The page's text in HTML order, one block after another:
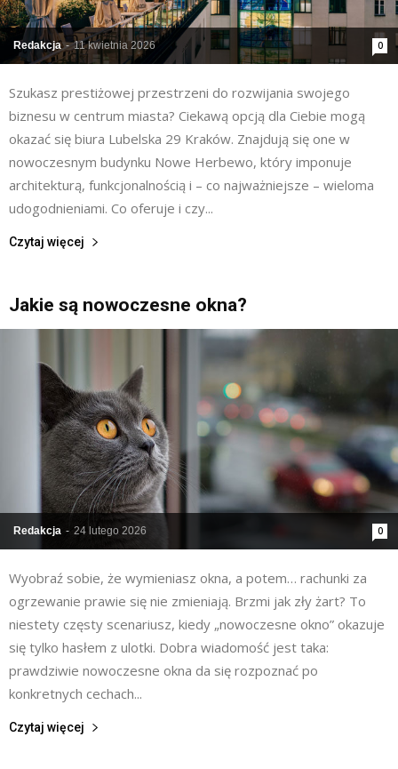
Redakcja - 11 kwietnia 2026 0
Szukasz prestiżowej przestrzeni do rozwijania swojego
biznesu w centrum miasta? Ciekawą opcją dla Ciebie mogą
okazać się biura Lubelska 29 Kraków. Znajdują się one w
nowoczesnym budynku Nowe Herbewo, który imponuje
architekturą, funkcjonalnością i – co najważniejsze – wieloma
udogodnieniami. Co oferuje i czy...
Czytaj więcej
Jakie są nowoczesne okna?
Redakcja - 24 lutego 2026 0
Wyobraź sobie, że wymieniasz okna, a potem… rachunki za
ogrzewanie prawie się nie zmieniają. Brzmi jak zły żart? To
niestety częsty scenariusz, kiedy „nowoczesne okno” okazuje
się tylko hasłem z ulotki. Dobra wiadomość jest taka:
prawdziwie nowoczesne okna da się rozpoznać po
konkretnych cechach...
Czytaj więcej